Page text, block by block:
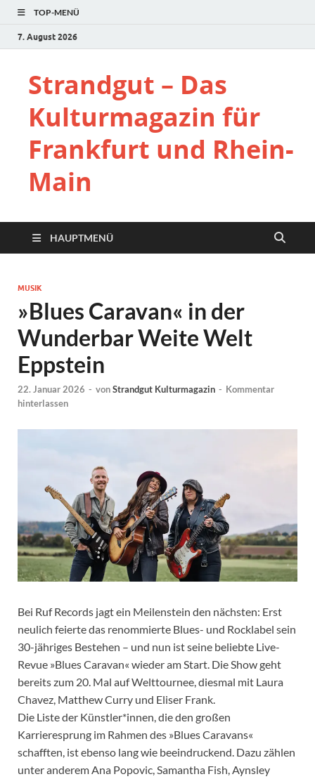
TOP-MENÜ
7. August 2026
Strandgut – Das
Kulturmagazin für
Frankfurt und Rhein-
Main
HAUPTMENÜ
MUSIK
»Blues Caravan« in der
Wunderbar Weite Welt
Eppstein
22. Januar 2026 - vonStrandgut Kulturmagazin - Kommentar
hinterlassen
Bei Ruf Records jagt ein Meilenstein den nächsten: Erst
neulich feierte das renommierte Blues- und Rocklabel sein
30-jähriges Bestehen – und nun ist seine beliebte Live-
Revue »Blues Caravan« wieder am Start. Die Show geht
bereits zum 20. Mal auf Welttournee, diesmal mit Laura
Chavez, Matthew Curry und Eliser Frank.
Die Liste der Künstler*innen, die den großen
Karrieresprung im Rahmen des »Blues Caravans«
schafften, ist ebenso lang wie beeindruckend. Dazu zählen
unter anderem Ana Popovic, Samantha Fish, Aynsley